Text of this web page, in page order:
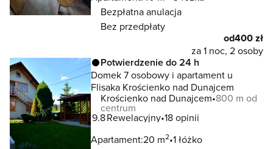
Bezpłatna anulacja
Bez przedpłaty
od400 zł
za 1 noc, 2 osoby
Potwierdzenie do 24 h
Domek 7 osobowy i apartament u
Flisaka Krościenko nad Dunajcem
Krościenko nad Dunajcem 800 m od
centrum
9.8Rewelacyjny 18 opinii
Apartament:20 m2 1 łóżko